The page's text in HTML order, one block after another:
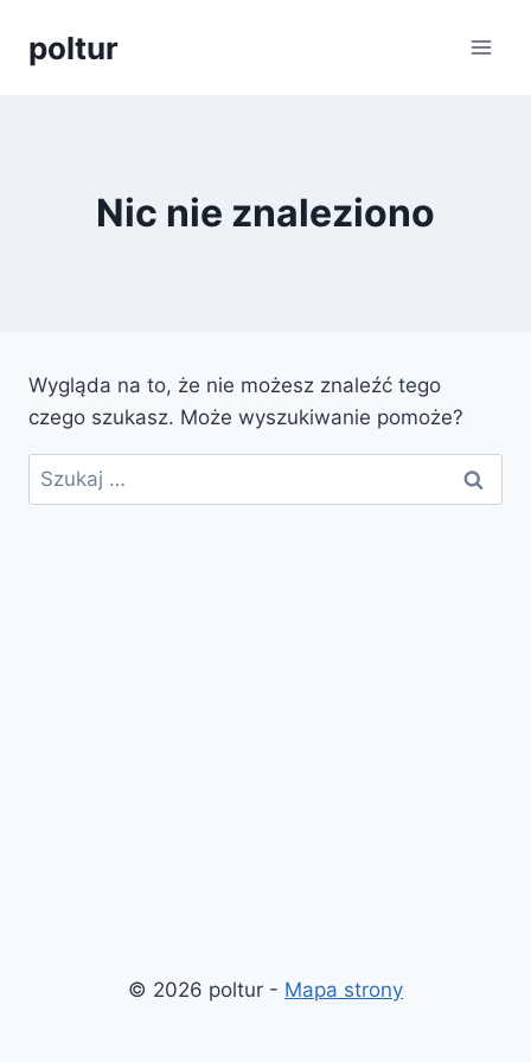
poltur
Nic nie znaleziono
Wygląda na to, że nie możesz znaleźć tego
czego szukasz. Może wyszukiwanie pomoże?
Szukaj:
© 2026 poltur - Mapa strony